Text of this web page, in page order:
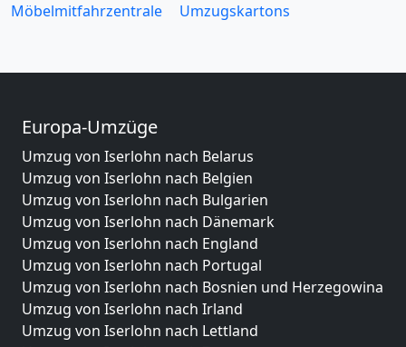
Möbelmitfahrzentrale
Umzugskartons
Europa-Umzüge
Umzug von Iserlohn nach Belarus
Umzug von Iserlohn nach Belgien
Umzug von Iserlohn nach Bulgarien
Umzug von Iserlohn nach Dänemark
Umzug von Iserlohn nach England
Umzug von Iserlohn nach Portugal
Umzug von Iserlohn nach Bosnien und Herzegowina
Umzug von Iserlohn nach Irland
Umzug von Iserlohn nach Lettland